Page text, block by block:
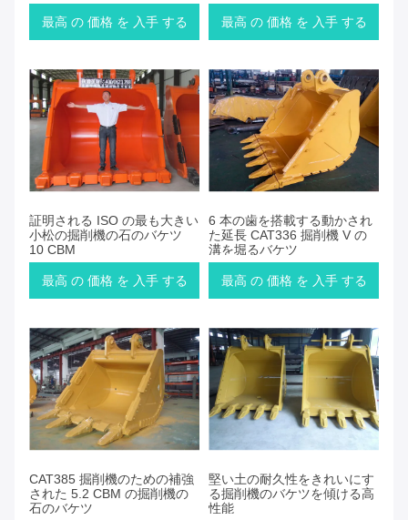
最高 の 価格 を 入手 する 最高 の 価格 を 入手 する
証明される ISO の最も大きい
小松の掘削機の石のバケツ
10 CBM
最高 の 価格 を 入手 する
6 本の歯を搭載する動かされ
た延長 CAT336 掘削機 V の
溝を堀るバケツ
最高 の 価格 を 入手 する
CAT385 掘削機のための補強
された 5.2 CBM の掘削機の
石のバケツ
堅い土の耐久性をきれいにす
る掘削機のバケツを傾ける高
性能